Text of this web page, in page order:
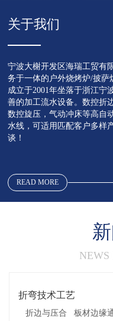
关于我们
宁波大榭开发区海瑞工贸有
务于一体的户外烧烤炉/披
成立于2001年坐落于浙江宁
善的加工流水设备。数控折
数控旋压，气动冲床等高自
水线，可适用匹配客户多样
谈！
READ MORE
折弯技术工艺
折边与压合 板材边缘